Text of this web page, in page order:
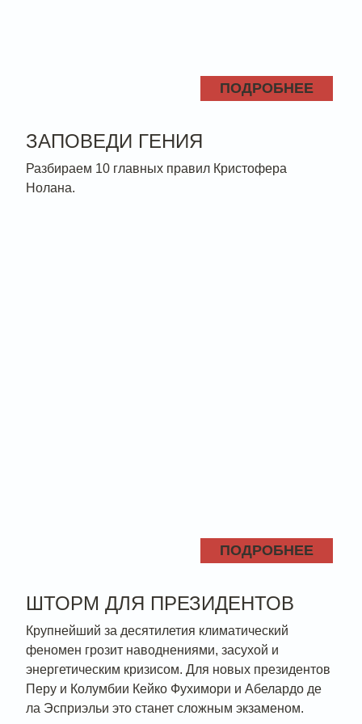
ПОДРОБНЕЕ
ЗАПОВЕДИ ГЕНИЯ
Разбираем 10 главных правил Кристофера
Нолана.
ПОДРОБНЕЕ
ШТОРМ ДЛЯ ПРЕЗИДЕНТОВ
Крупнейший за десятилетия климатический
феномен грозит наводнениями, засухой и
энергетическим кризисом. Для новых президентов
Перу и Колумбии Кейко Фухимори и Абелардо де
ла Эсприэльи это станет сложным экзаменом.